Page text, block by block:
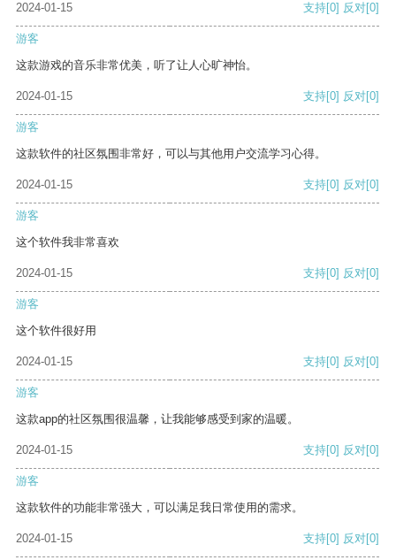
2024-01-15
支持[0] 反对[0]
游客
这款游戏的音乐非常优美，听了让人心旷神怡。
2024-01-15 支持[0] 反对[0]
游客
这款软件的社区氛围非常好，可以与其他用户交流学习心得。
2024-01-15 支持[0] 反对[0]
游客
这个软件我非常喜欢
2024-01-15 支持[0] 反对[0]
游客
这个软件很好用
2024-01-15 支持[0] 反对[0]
游客
这款app的社区氛围很温馨，让我能够感受到家的温暖。
2024-01-15 支持[0] 反对[0]
游客
这款软件的功能非常强大，可以满足我日常使用的需求。
2024-01-15 支持[0] 反对[0]